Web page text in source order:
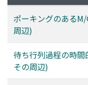
ポーキングのある
周辺)
待ち行列過程の時
その周辺)